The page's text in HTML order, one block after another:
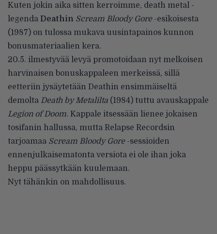
Kuten jokin aika sitten kerroimme, death metal -
legenda Deathin Scream Bloody Gore-esikoisesta
(1987) on tulossa mukava uusintapainos kunnon
bonusmateriaalien kera.
20.5. ilmestyvää levyä promotoidaan nyt melkoisen
harvinaisen bonuskappaleen merkeissä, sillä
eetteriin jysäytetään Deathin ensimmäiseltä
demolta Death by Metalilta (1984) tuttu avauskappale
Legion of Doom. Kappale itsessään lienee jokaisen
tosifanin hallussa, mutta Relapse Recordsin
tarjoamaa Scream Bloody Gore-sessioiden
ennenjulkaisematonta versiota ei ole ihan joka
heppu päässytkään kuulemaan.
Nyt tähänkin on mahdollisuus.